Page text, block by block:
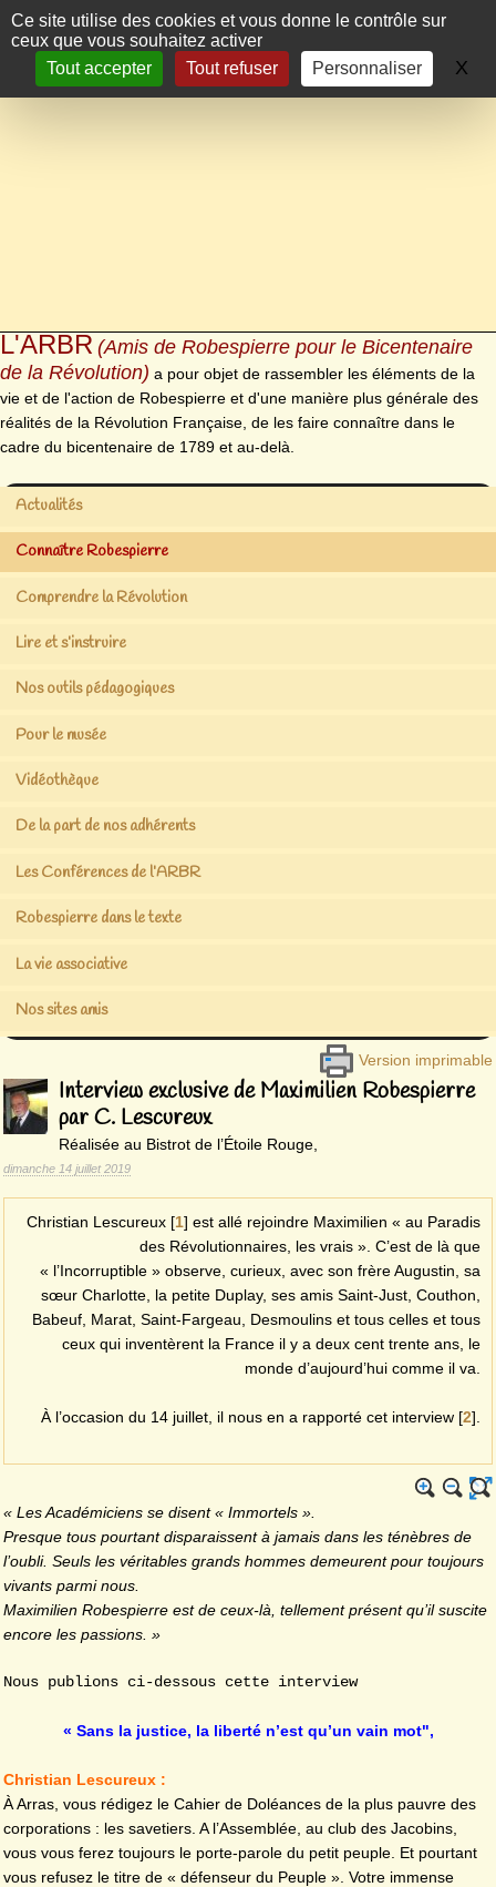
Panneau de gestion des cookies
Ce site utilise des cookies et vous donne le contrôle sur
ceux que vous souhaitez activer
Tout accepter
Tout refuser Personnaliser X
L'ARBR (Amis de Robespierre pour le Bicentenaire
de la Révolution) a pour objet de rassembler les éléments de la
vie et de l'action de Robespierre et d'une manière plus générale des
réalités de la Révolution Française, de les faire connaître dans le
cadre du bicentenaire de 1789 et au-delà.
Actualités
Connaître Robespierre
Comprendre la Révolution
Lire et s’instruire
Nos outils pédagogiques
Pour le musée
Vidéothèque
De la part de nos adhérents
Les Conférences de l’ARBR
Robespierre dans le texte
La vie associative
Nos sites amis
Version imprimable
Interview exclusive de Maximilien Robespierre
par C. Lescureux
Réalisée au Bistrot de l’Étoile Rouge,
dimanche 14 juillet 2019
Christian Lescureux [1] est allé rejoindre Maximilien « au Paradis
des Révolutionnaires, les vrais ». C’est de là que
« l’Incorruptible » observe, curieux, avec son frère Augustin, sa
sœur Charlotte, la petite Duplay, ses amis Saint-Just, Couthon,
Babeuf, Marat, Saint-Fargeau, Desmoulins et tous celles et tous
ceux qui inventèrent la France il y a deux cent trente ans, le
monde d’aujourd’hui comme il va.
À l’occasion du 14 juillet, il nous en a rapporté cet interview [2]
« Les Académiciens se disent « Immortels ».
Presque tous pourtant disparaissent à jamais dans les ténèbres de
l’oubli. Seuls les véritables grands hommes demeurent pour toujours
vivants parmi nous.
Maximilien Robespierre est de ceux-là, tellement présent qu’il suscite
encore les passions. »
Nous publions ci-dessous cette interview
« Sans la justice, la liberté n’est qu’un vain mot",
Christian Lescureux :
À Arras, vous rédigez le Cahier de Doléances de la plus pauvre des
corporations : les savetiers. A l’Assemblée, au club des Jacobins,
vous vous ferez toujours le porte-parole du petit peuple. Et pourtant
vous refusez le titre de « défenseur du Peuple ». Votre immense